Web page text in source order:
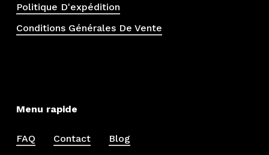
Politique D'expédition
Conditions Générales De Vente
Menu rapide
FAQ Contact Blog